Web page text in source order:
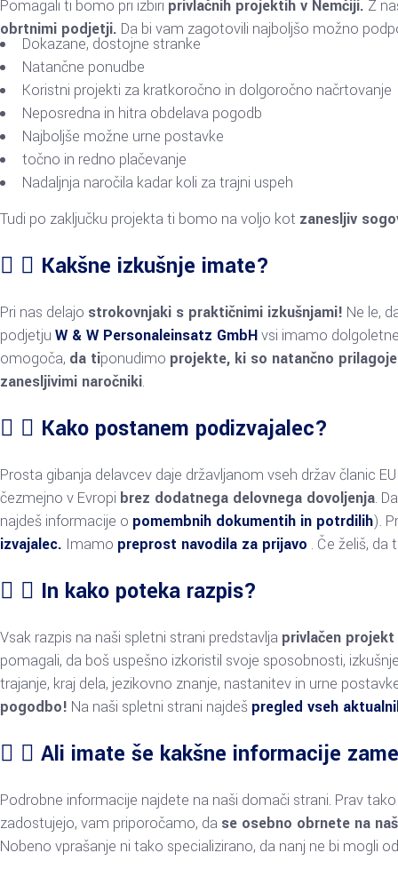
Pomagali ti bomo pri izbiri privlačnih projektih v Nemčiji. Z
obrtnimi podjetji. Da bi vam zagotovili najboljšo možno
Dokazane, dostojne stranke
Natančne ponudbe
Koristni projekti za kratkoročno in dolgoročno načrtovanje
Neposredna in hitra obdelava pogodb
Najboljše možne urne postavke
točno in redno plačevanje
Nadaljnja naročila kadar koli za trajni uspeh
Tudi po zaključku projekta ti bomo na voljo kot zanesljiv
Kakšne izkušnje imate?
Pri nas delajo strokovnjaki s praktičnimi izkušnjami! Ne le,
podjetju W & W Personaleinsatz GmbHvsi imamo
omogoča, da tiponudimo projekte, ki so natančno
zanesljivimi naročniki.
Kako postanem podizvajalec?
Prosta gibanja delavcev daje državljanom vseh držav članic
čezmejno v Evropi brez dodatnega delovnega dovoljenja.
najdeš informacije o pomembnih dokumentih in potrdilih).
izvajalec. Imamo preprost navodila za prijavo . Če želiš,
In kako poteka razpis?
Vsak razpis na naši spletni strani predstavlja privlačen projekt
pomagali, da boš uspešno izkoristil svoje sposobnosti,
trajanje, kraj dela, jezikovno znanje, nastanitev in urne
pogodbo! Na naši spletni strani najdeš pregled vseh
Ali imate še kakšne informacije
Podrobne informacije najdete na naši domači strani. Prav
zadostujejo, vam priporočamo, da se osebno obrnete na
Nobeno vprašanje ni tako specializirano, da nanj ne bi mogli